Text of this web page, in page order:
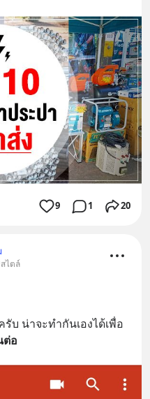
9 1 20
ไตล์
บ น่าจะทำกันเองได้เพื่อ
ต่อ